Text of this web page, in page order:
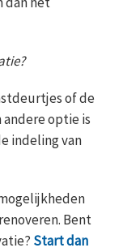
of de
optie is
indeling van
Bent
Start dan